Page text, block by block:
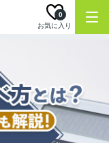
お気に入り
0